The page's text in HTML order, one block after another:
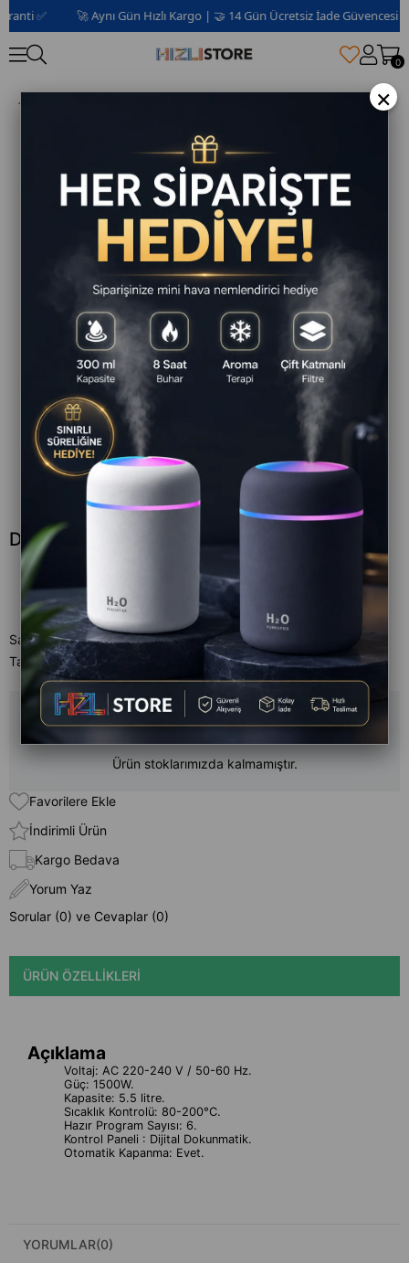
✅ 🚀 Aynı Gün Hızlı Kargo | 🤝 14 Gün Ücretsiz İade Güvencesi 📦 |
0
DN 1005 HealFry Sıcak Hava Fritözü
Satıcı : CVS
Tahmini Teslim Süresi
Ürün stoklarımızda kalmamıştır.
Favorilere Ekle
İndirimli Ürün
Kargo Bedava
Yorum Yaz
Sorular (0) ve Cevaplar (0)
ÜRÜN ÖZELLIKLERI
Açıklama
Voltaj: AC 220-240 V / 50-60 Hz.
Güç: 1500W.
Kapasite: 5.5 litre.
Sıcaklık Kontrolü: 80-200°C.
Hazır Program Sayısı: 6.
Kontrol Paneli : Dijital Dokunmatik.
Otomatik Kapanma: Evet.
YORUMLAR(0)
×